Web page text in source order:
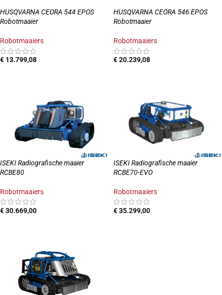
HUSQVARNA CEORA 544 EPOS
Robotmaaier
Robotmaaiers
€ 13.799,08
HUSQVARNA CEORA 546 EPOS
Robotmaaier
Robotmaaiers
€20.239,08
ISEKI Radiografische maaier
RCBE80
Robotmaaiers
€30.669,00
ISEKI Radiografische maaier
RCBE70-EVO
Robotmaaiers
€35.299,00